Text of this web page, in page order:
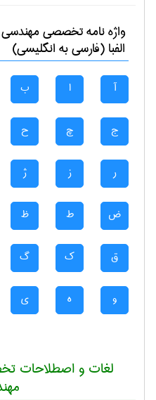
واژه نامه تخصصیمهندسی
الفبا (فارسی به انگلیسی)
آ ا ب
ج چ ح
ر ز ژ
ض ط ظ
ق ک گ
و ه ی
لغات و اصطلاحات